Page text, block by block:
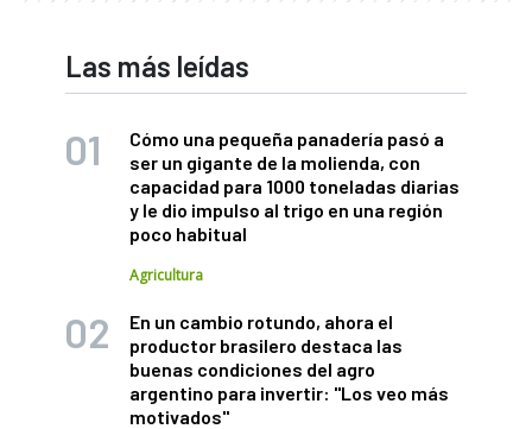
Las más leídas
Cómo una pequeña panadería pasó a
ser un gigante de la molienda, con
capacidad para 1000 toneladas diarias
y le dio impulso al trigo en una región
poco habitual
Agricultura
En un cambio rotundo, ahora el
productor brasilero destaca las
buenas condiciones del agro
argentino para invertir: "Los veo más
motivados"